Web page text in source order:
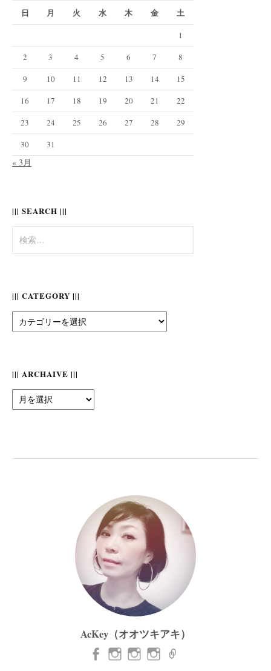
日 月 火 水 木 金 土
1
2
3 4 5 6 7
8
9
10 11 12 13 14
15
16
17 18 19 20 21
22
23
24 25 26 27 28
29
30
31
« 3月
||| SEARCH |||
索:
||| CATEGORY |||
Category
||| ARCHAIVE |||
Archaive
AcKey（オオツキアキ）